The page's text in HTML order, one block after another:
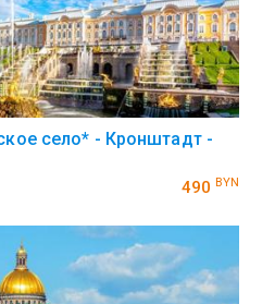
село* - Кронштадт -
490 BYN